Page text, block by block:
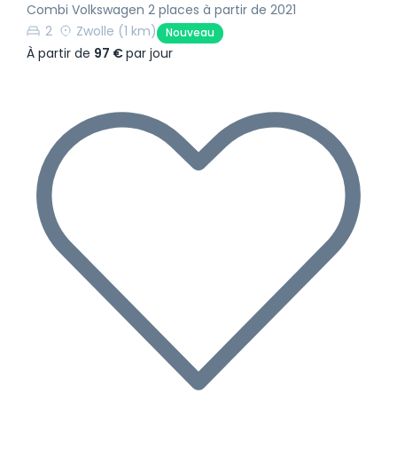
Combi Volkswagen 2 places à partir de 2021
2
Zwolle (1 km) Nouveau
À partir de 97 €par jour